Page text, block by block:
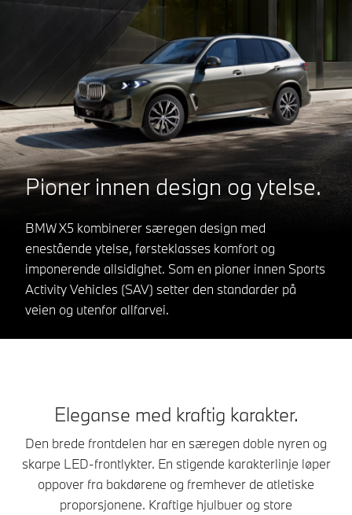
Pioner innen design og ytelse.
BMW X5 kombinerer særegen design med
enestående ytelse, førsteklasses komfort og
imponerende allsidighet. Som en pioner innen Sports
Activity Vehicles (SAV) setter den standarder på
veien og utenfor allfarvei.
Eleganse med kraftig karakter.
Den brede frontdelen har en særegen doble nyren og
skarpe LED-frontlykter. En stigende karakterlinje løper
oppover fra bakdørene og fremhever de atletiske
proporsjonene. Kraftige hjulbuer og store